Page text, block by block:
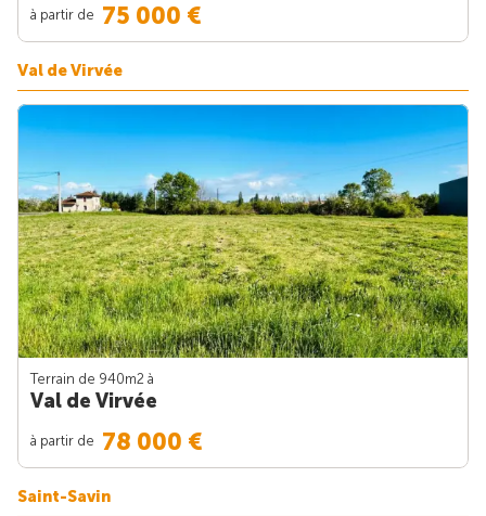
à partir de 75 000 €
Val de Virvée
Terrain de 940m2 à
Val de Virvée
à partir de 78 000 €
Saint-Savin